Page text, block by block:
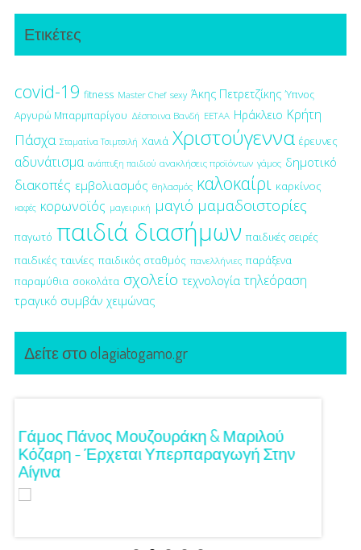
Ετικέτες
covid-19 fitness Master Chef sexy Άκης Πετρετζίκης Ύπνος
Αργυρώ Μπαρμπαρίγου Δέσποινα Βανδή ΕΕΤΑΑ Ηράκλειο Κρήτη
Πάσχα Σταματίνα Τσιμτσιλή Χανιά Χριστούγεννα έρευνες
αδυνάτισμα ανάπτυξη παιδιού ανακλήσεις προϊόντων γάμος δημοτικό
διακοπές εμβολιασμός θηλασμός καλοκαίρι καρκίνος
καφές κορωνοϊός μαγειρική μαγιό μαμαδοιστορίες
παγωτό παιδιά διασήμων παιδικές σειρές
παιδικές ταινίες παιδικός σταθμός πανελλήνιες παράξενα
παραμύθια σοκολάτα σχολείο τεχνολογία τηλεόραση
τραγικό συμβάν χειμώνας
Δείτε στο olagiatogamo.gr
Γάμος Πάνος Μουζουράκη & Μαριλού
Κόζαρη - Έρχεται Υπερπαραγωγή Στην
Αίγινα